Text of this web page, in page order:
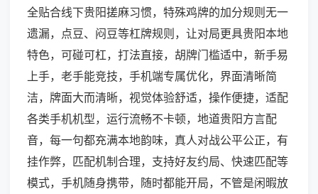
全贴合线下贵阳搓麻习惯，特殊鸡牌的加分规则无一
遗漏，点豆、闷豆等杠牌规则，让对局更具贵阳本地
特色，可碰可杠，打法直接，胡牌门槛适中，新手易
上手，老手能竞技，手机端专属优化，界面清晰简
洁，牌面大而清晰，视觉体验舒适，操作便捷，适配
各类手机机型，运行流畅不卡顿，地道贵阳方言配
音，每一句都充满本地韵味，真人对战公平公正，有
挂作弊，匹配机制合理，支持好友约局、快速匹配等
模式，手机随身携带，随时都能开局，不管是闲暇放